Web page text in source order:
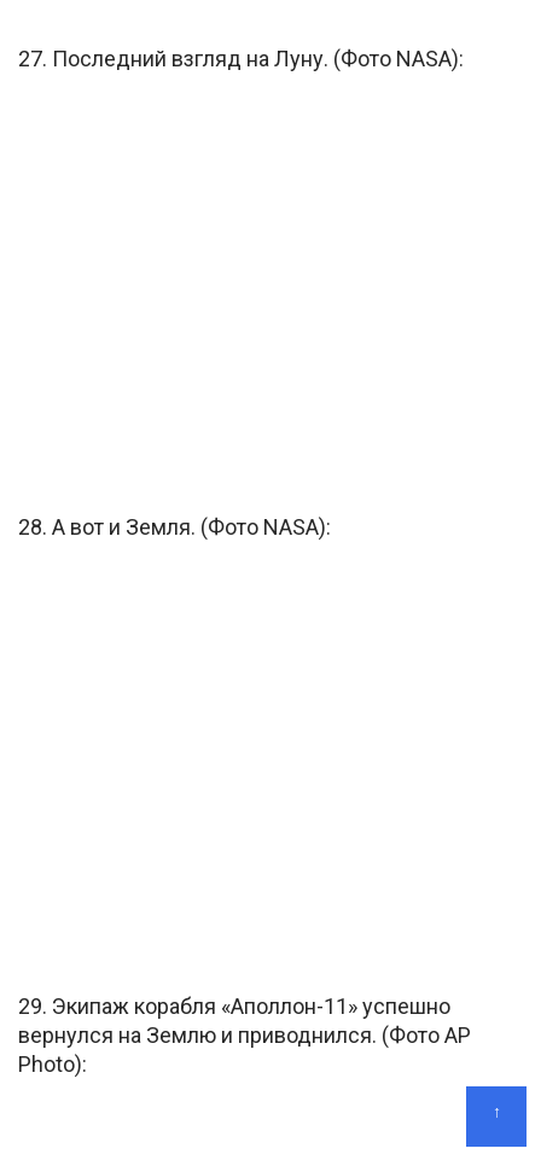
27. Последний взгляд на Луну. (Фото NASA):
28. А вот и Земля. (Фото NASA):
29. Экипаж корабля «Аполлон-11» успешно
вернулся на Землю и приводнился. (Фото AP
Photo):
↑